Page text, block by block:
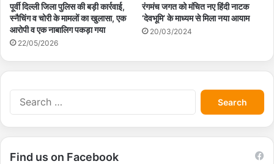
पूर्वी दिल्ली जिला पुलिस की बड़ी कार्रवाई,
स्नैचिंग व चोरी के मामलों का खुलासा, एक
आरोपी व एक नाबालिग पकड़ा गया
22/05/2026
रंगमंच जगत को मंचित नए हिंदी नाटक
‘देवभूमि’ के माध्यम से मिला नया आयाम
20/03/2024
S
e
a
r
Find us on Facebook